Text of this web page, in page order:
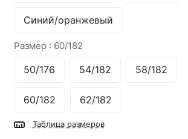
Синий/оранжевый
Размер : 60/182
50/176 54/182 58/182
60/182 62/182
Таблица размеров